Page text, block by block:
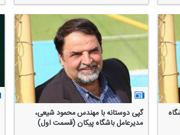
گپی دوستانه با مهندس محمود شیعی،
مدیرعامل باشگاه پیكان (قسمت اول)